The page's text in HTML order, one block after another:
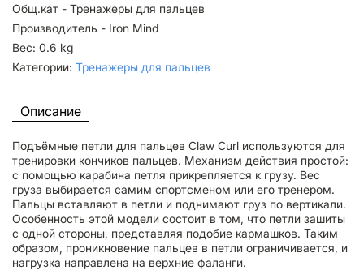
Описание
Подъёмные петли для пальцев Claw Curl используются для
тренировки кончиков пальцев. Механизм действия простой:
с помощью карабина петля прикрепляется к грузу. Вес
груза выбирается самим спортсменом или его тренером.
Пальцы вставляют в петли и поднимают груз по вертикали.
Особенность этой модели состоит в том, что петли зашиты
с одной стороны, представляя подобие кармашков. Таким
образом, проникновение пальцев в петли ограничивается, и
нагрузка направлена на верхние фаланги.
Общ.кат - Тренажеры для пальцев
Производитель - Iron Mind
Вес: 0.6 kg
Категории: Тренажеры для пальцев